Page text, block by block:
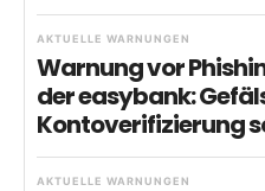
AKTUELLE WARNUNGEN
Warnung vor
der easybank:
Kontoverifizierung
AKTUELLE WARNUNGEN